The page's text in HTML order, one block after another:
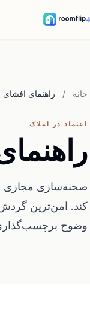
خانه / راهنمای
اعتماد در املاک
صحنه‌سازی مجازی
کند. امن‌ترین
وضوح